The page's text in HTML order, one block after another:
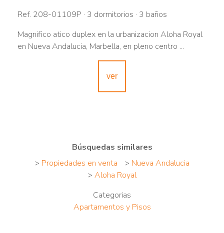
Ref. 208-01109P · 3 dormitorios · 3 baños
Magnifico atico duplex en la urbanizacion Aloha Royal
en Nueva Andalucia, Marbella, en pleno centro ...
ver
Búsquedas similares
> Propiedades en venta > Nueva Andalucia
> Aloha Royal
Categorias
Apartamentos y Pisos